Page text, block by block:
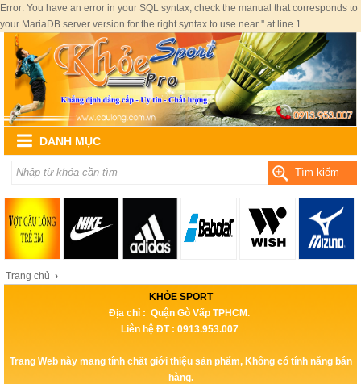
Error: You have an error in your SQL syntax; check the manual that corresponds to
your MariaDB server version for the right syntax to use near '' at line 1
DANH MỤC
Tìm kiếm
Trang chủ ›
KHỎE SPORT
Địa chỉ : Quận Gò Vấp TPHCM.
Liên hệ ĐT : 0913.953.007
Trang Web này mang tính chất giới thiệu sản phẩm, Không có tính năng bán
hàng.